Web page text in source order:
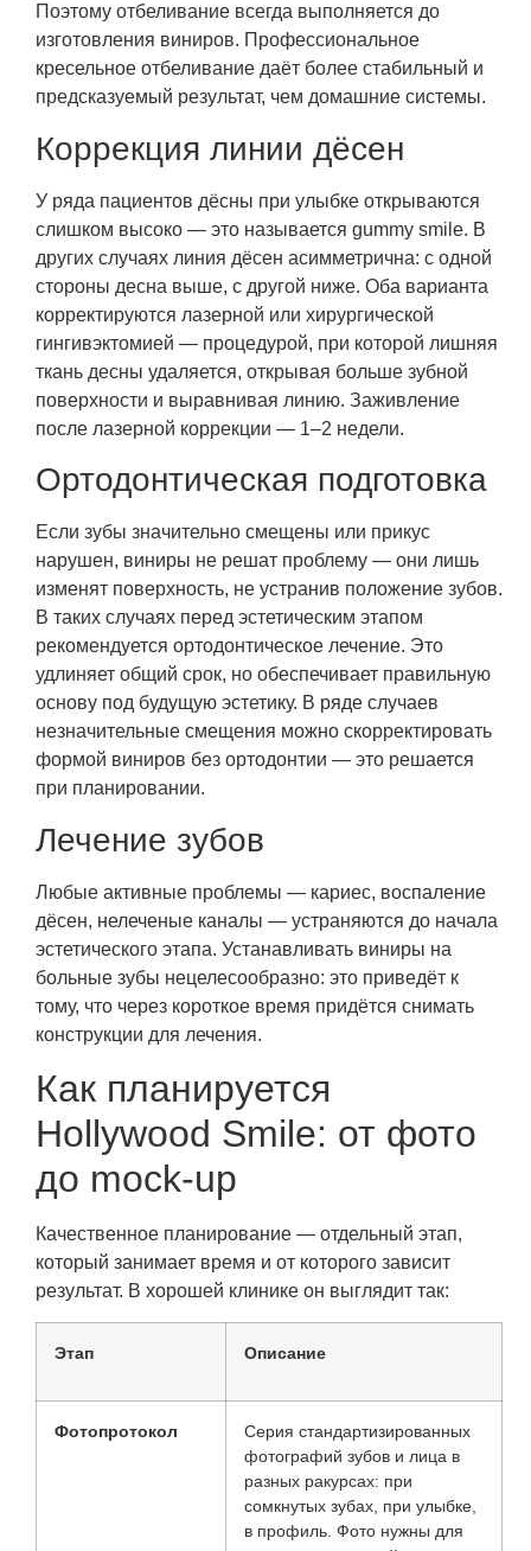
Поэтому отбеливание всегда выполняется до
изготовления виниров. Профессиональное
кресельное отбеливание даёт более стабильный и
предсказуемый результат, чем домашние системы.
Коррекция линии дёсен
У ряда пациентов дёсны при улыбке открываются
слишком высоко — это называется gummy smile. В
других случаях линия дёсен асимметрична: с одной
стороны десна выше, с другой ниже. Оба варианта
корректируются лазерной или хирургической
гингивэктомией — процедурой, при которой лишняя
ткань десны удаляется, открывая больше зубной
поверхности и выравнивая линию. Заживление
после лазерной коррекции — 1–2 недели.
Ортодонтическая подготовка
Если зубы значительно смещены или прикус
нарушен, виниры не решат проблему — они лишь
изменят поверхность, не устранив положение зубов.
В таких случаях перед эстетическим этапом
рекомендуется ортодонтическое лечение. Это
удлиняет общий срок, но обеспечивает правильную
основу под будущую эстетику. В ряде случаев
незначительные смещения можно скорректировать
формой виниров без ортодонтии — это решается
при планировании.
Лечение зубов
Любые активные проблемы — кариес, воспаление
дёсен, нелеченые каналы — устраняются до начала
эстетического этапа. Устанавливать виниры на
больные зубы нецелесообразно: это приведёт к
тому, что через короткое время придётся снимать
конструкции для лечения.
Как планируется
Hollywood Smile: от фото
до mock-up
Качественное планирование — отдельный этап,
который занимает время и от которого зависит
результат. В хорошей клинике он выглядит так:
Этап Описание
Фотопротокол
Серия стандартизированных
фотографий зубов и лица в
разных ракурсах: при
сомкнутых зубах, при улыбке,
в профиль. Фото нужны для